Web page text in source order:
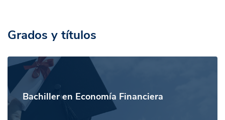
Grados y títulos
Bachiller en Economía Financiera